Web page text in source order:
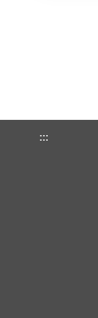
:::